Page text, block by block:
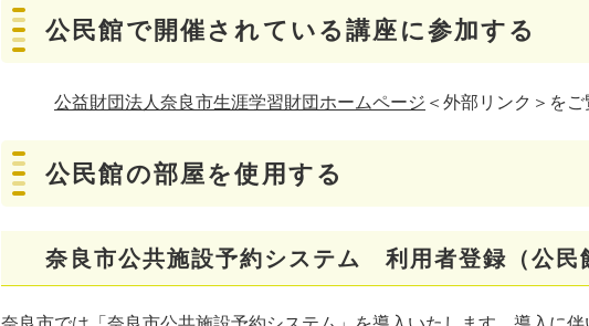
公民館で開催されている講座に参加する
公益財団法人奈良市生涯学習財団ホームページ ＜外部リンク＞ をご
公民館の部屋を使用する
奈良市公共施設予約システム 利用者登録（公